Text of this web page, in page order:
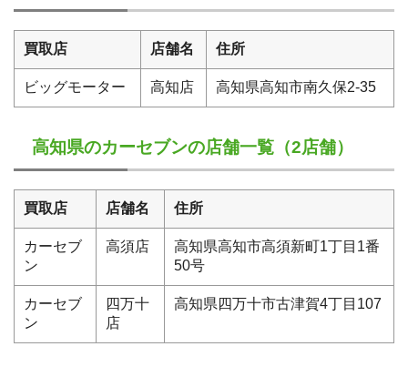
買取店 店舗名 住所
ビッグモーター 高知店 高知県高知市南久保2-35
高知県のカーセブンの店舗一覧（2店舗）
買取店 店舗名 住所
カーセブ
ン
高須店
高知県高知市高須新町1丁目1番
50号
カーセブ
ン
四万十
店
高知県四万十市古津賀4丁目107